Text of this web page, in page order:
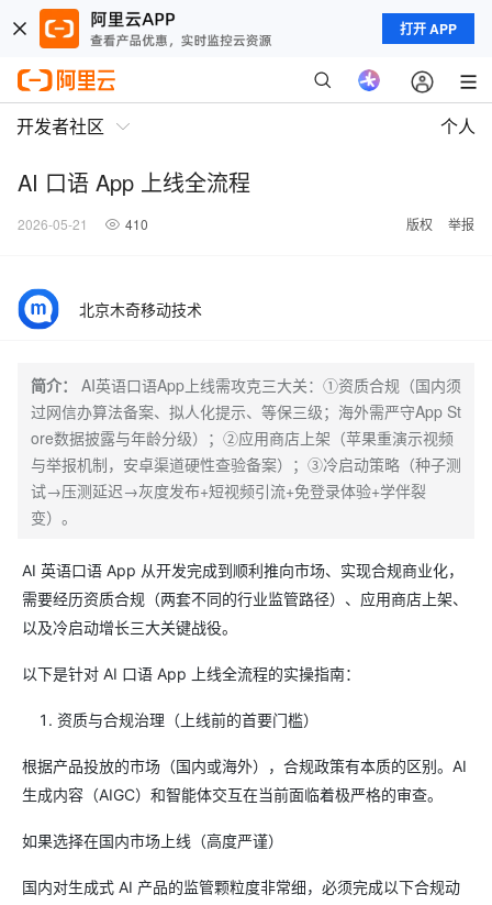
打开 APP
开发者社区 个人
AI 口语 App 上线全流程
2026-05-21 410 版权 举报
北京木奇移动技术
简介：
AI英语口语App上线需攻克三大关：①资质合规（国内须
过网信办算法备案、拟人化提示、等保三级；海外需严守App St
ore数据披露与年龄分级）；②应用商店上架（苹果重演示视频
与举报机制，安卓渠道硬性查验备案）；③冷启动策略（种子测
试→压测延迟→灰度发布+短视频引流+免登录体验+学伴裂
变）。
AI 英语口语 App 从开发完成到顺利推向市场、实现合规商业化，
需要经历资质合规（两套不同的行业监管路径）、应用商店上架、
以及冷启动增长三大关键战役。
以下是针对 AI 口语 App 上线全流程的实操指南：
资质与合规治理（上线前的首要门槛）
根据产品投放的市场（国内或海外），合规政策有本质的区别。AI
生成内容（AIGC）和智能体交互在当前面临着极严格的审查。
如果选择在国内市场上线（高度严谨）
国内对生成式 AI 产品的监管颗粒度非常细，必须完成以下合规动